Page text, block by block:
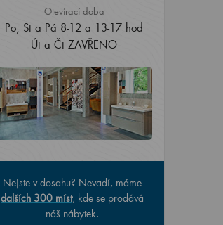
Otevírací doba
Po, St a Pá 8-12 a 13-17 hod
Út a Čt ZAVŘENO
Nejste v dosahu? Nevadí, máme
dalších 300 míst, kde se prodává
náš nábytek.